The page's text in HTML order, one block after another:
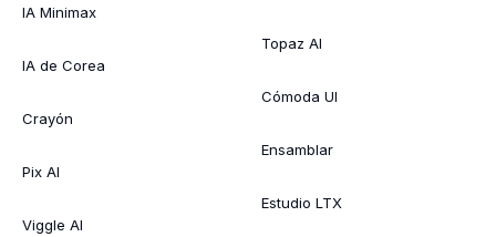
IA Minimax
IA de Corea
Crayón
Pix AI
Viggle AI
Topaz AI
Cómoda UI
Ensamblar
Estudio LTX